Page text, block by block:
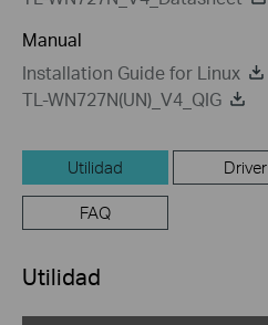
Manual
Installation Guide for Linux
TL-WN727N(UN)_V4_QIG
Utilidad Driver
FAQ
Utilidad